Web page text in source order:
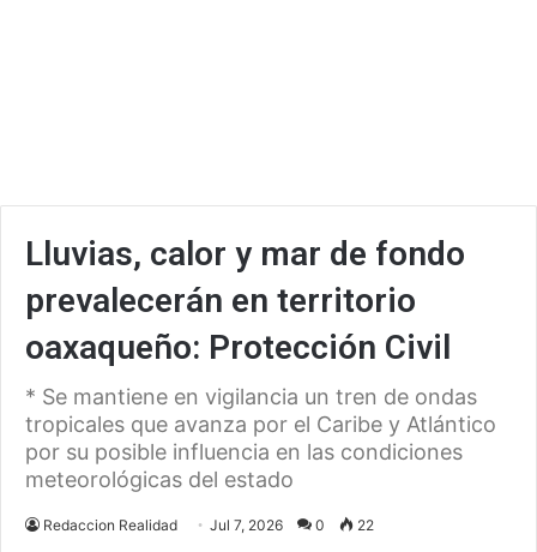
Lluvias, calor y mar de fondo
prevalecerán en territorio
oaxaqueño: Protección Civil
* Se mantiene en vigilancia un tren de ondas
tropicales que avanza por el Caribe y Atlántico
por su posible influencia en las condiciones
meteorológicas del estado
Redaccion Realidad Jul 7, 2026 0 22